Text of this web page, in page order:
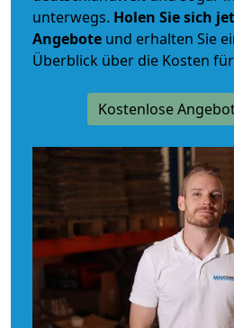
unterwegs. Holen Sie sich
Angebote und erhalten Sie
Überblick über die Kosten
Kostenlose